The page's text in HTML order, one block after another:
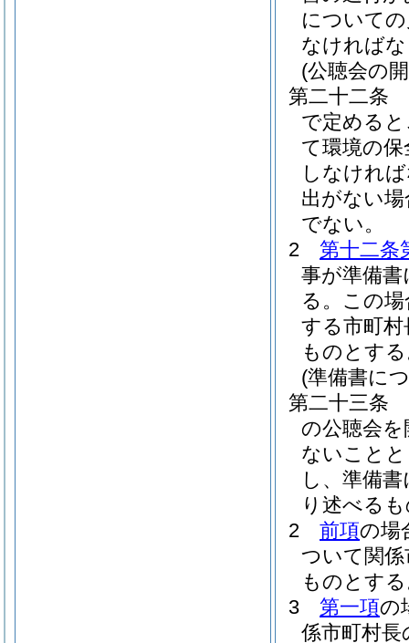
について
なければ
(公聴会の
第二十二条
で定める
て環境の
しなけれ
出がない
でない。
2
第十二条
事が準備
る。 この
する市町
ものとす
(準備書に
第二十三条
の公聴会
ないこと
し、準備
り述べる
2
前項の場
ついて関
ものとす
3
第一項の
係市町村